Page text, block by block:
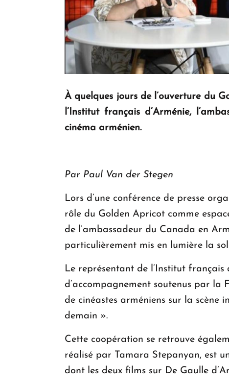
À quelques jours de l’ouverture du
l’Institut français d’Arménie,
cinéma arménien.
Par Paul Van der Stegen
Lors d’une conférence de presse
rôle du Golden Apricot comme
de l’ambassadeur du Canada en
particulièrement mis en lumière la
Le représentant de l’Institut français
d’accompagnement soutenus par
de cinéastes arméniens sur la scène
demain ».
Cette coopération se retrouve
réalisé par Tamara Stepanyan, est
dont les deux films sur De Gaulle